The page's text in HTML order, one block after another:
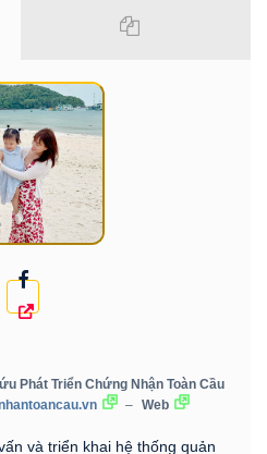
Phát Triển Chứng Nhận Toàn Cầu
– Web
và triển khai hệ thống quản